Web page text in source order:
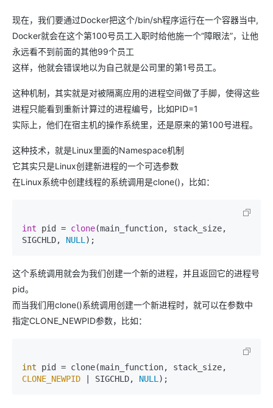
现在，我们要通过Docker把这个/bin/sh程序运行在一个容器当中,
Docker就会在这个第100号员工入职时给他施一个“障眼法”，让他
永远看不到前面的其他99个员工
这样，他就会错误地以为自己就是公司里的第1号员工。
这种机制，其实就是对被隔离应用的进程空间做了手脚，使得这些
进程只能看到重新计算过的进程编号，比如PID=1
实际上，他们在宿主机的操作系统里，还是原来的第100号进程。
这种技术，就是Linux里面的Namespace机制
它其实只是Linux创建新进程的一个可选参数
在Linux系统中创建线程的系统调用是clone()，比如：
int pid = clone(main_function, stack_size,
SIGCHLD, NULL );
这个系统调用就会为我们创建一个新的进程，并且返回它的进程号
pid。
而当我们用clone()系统调用创建一个新进程时，就可以在参数中
指定CLONE_NEWPID参数，比如：
int
CLONE_NEWPID | SIGCHLD, NULL );